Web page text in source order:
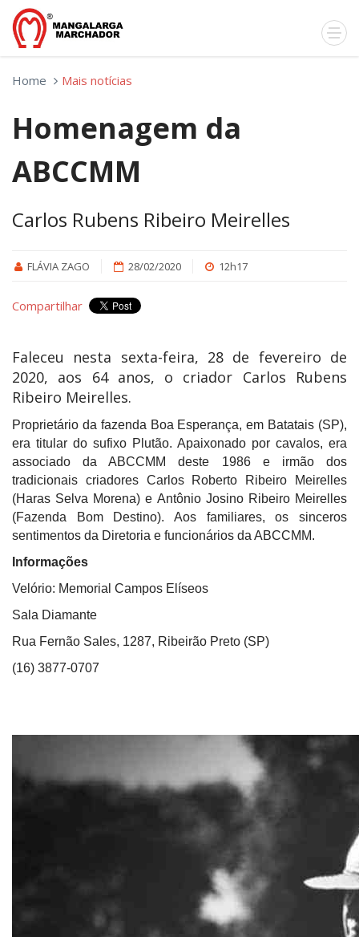
Home Mais notícias
Homenagem da
ABCCMM
Carlos Rubens Ribeiro Meirelles
FLÁVIA ZAGO 28/02/2020 12h17
Compartilhar
Faleceu nesta sexta-feira, 28 de fevereiro de
2020, aos 64 anos, o criador Carlos Rubens
Ribeiro Meirelles.
Proprietário da fazenda Boa Esperança, em Batatais (SP),
era titular do sufixo Plutão. Apaixonado por cavalos, era
associado da ABCCMM deste 1986 e irmão dos
tradicionais criadores Carlos Roberto Ribeiro Meirelles
(Haras Selva Morena) e Antônio Josino Ribeiro Meirelles
(Fazenda Bom Destino). Aos familiares, os sinceros
sentimentos da Diretoria e funcionários da ABCCMM.
Informações
Velório: Memorial Campos Elíseos
Sala Diamante
Rua Fernão Sales, 1287, Ribeirão Preto (SP)
(16) 3877-0707